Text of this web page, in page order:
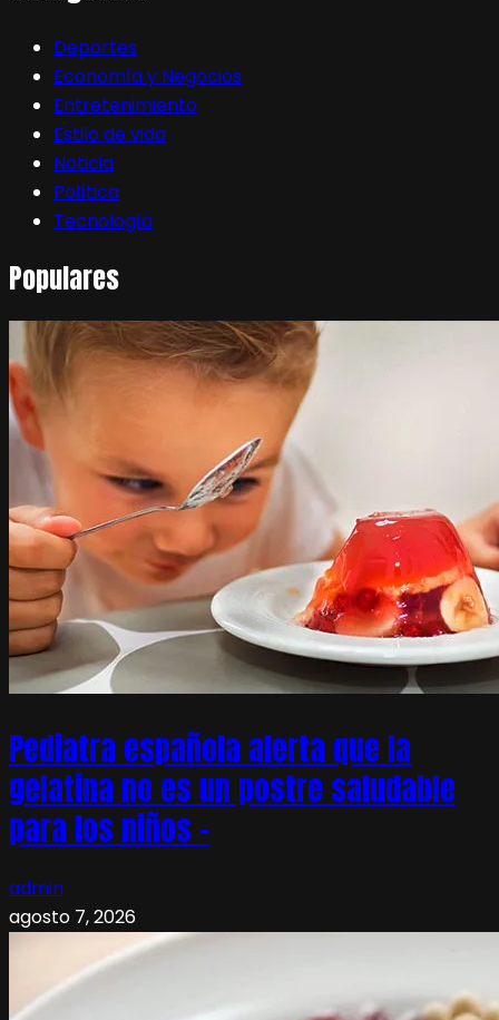
Deportes
Economía y Negocios
Entretenimiento
Estilo de vida
Noticia
Política
Tecnología
Populares
Pediatra española alerta que la
gelatina no es un postre saludable
para los niños –
admin
agosto 7, 2026